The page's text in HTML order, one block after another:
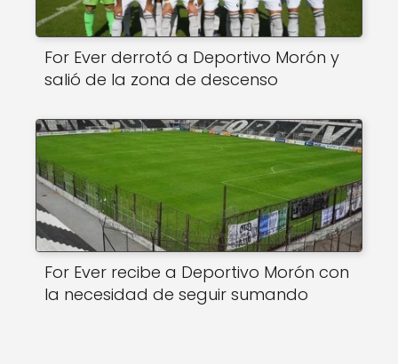
For Ever derrotó a Deportivo Morón y
salió de la zona de descenso
For Ever recibe a Deportivo Morón con
la necesidad de seguir sumando